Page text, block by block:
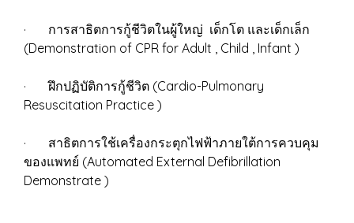
· การสาธิตการกู้ชีวิตในผู้ใหญ่ เด็กโต และเด็กเล็ก
(Demonstration of CPR for Adult , Child , Infant )
· ฝึกปฏิบัติการกู้ชีวิต (Cardio-Pulmonary
Resuscitation Practice )
· สาธิตการใช้เครื่องกระตุกไฟฟ้าภายใต้การควบคุม
ของแพทย์ (Automated External Defibrillation
Demonstrate )